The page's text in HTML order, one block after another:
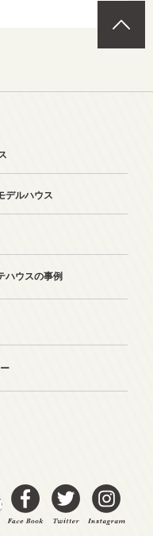
デルハウス
ハウスの事例